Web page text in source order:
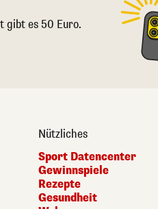
gibt es 50 Euro.
Nützliches
Sport Datencenter
Gewinnspiele
Rezepte
Gesundheit